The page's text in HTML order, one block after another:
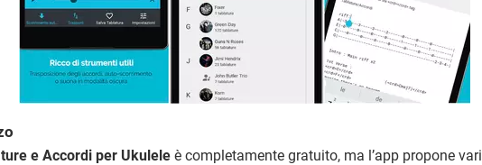
e Accordi per Ukulele è completamente gratuito, ma l’app propone vari